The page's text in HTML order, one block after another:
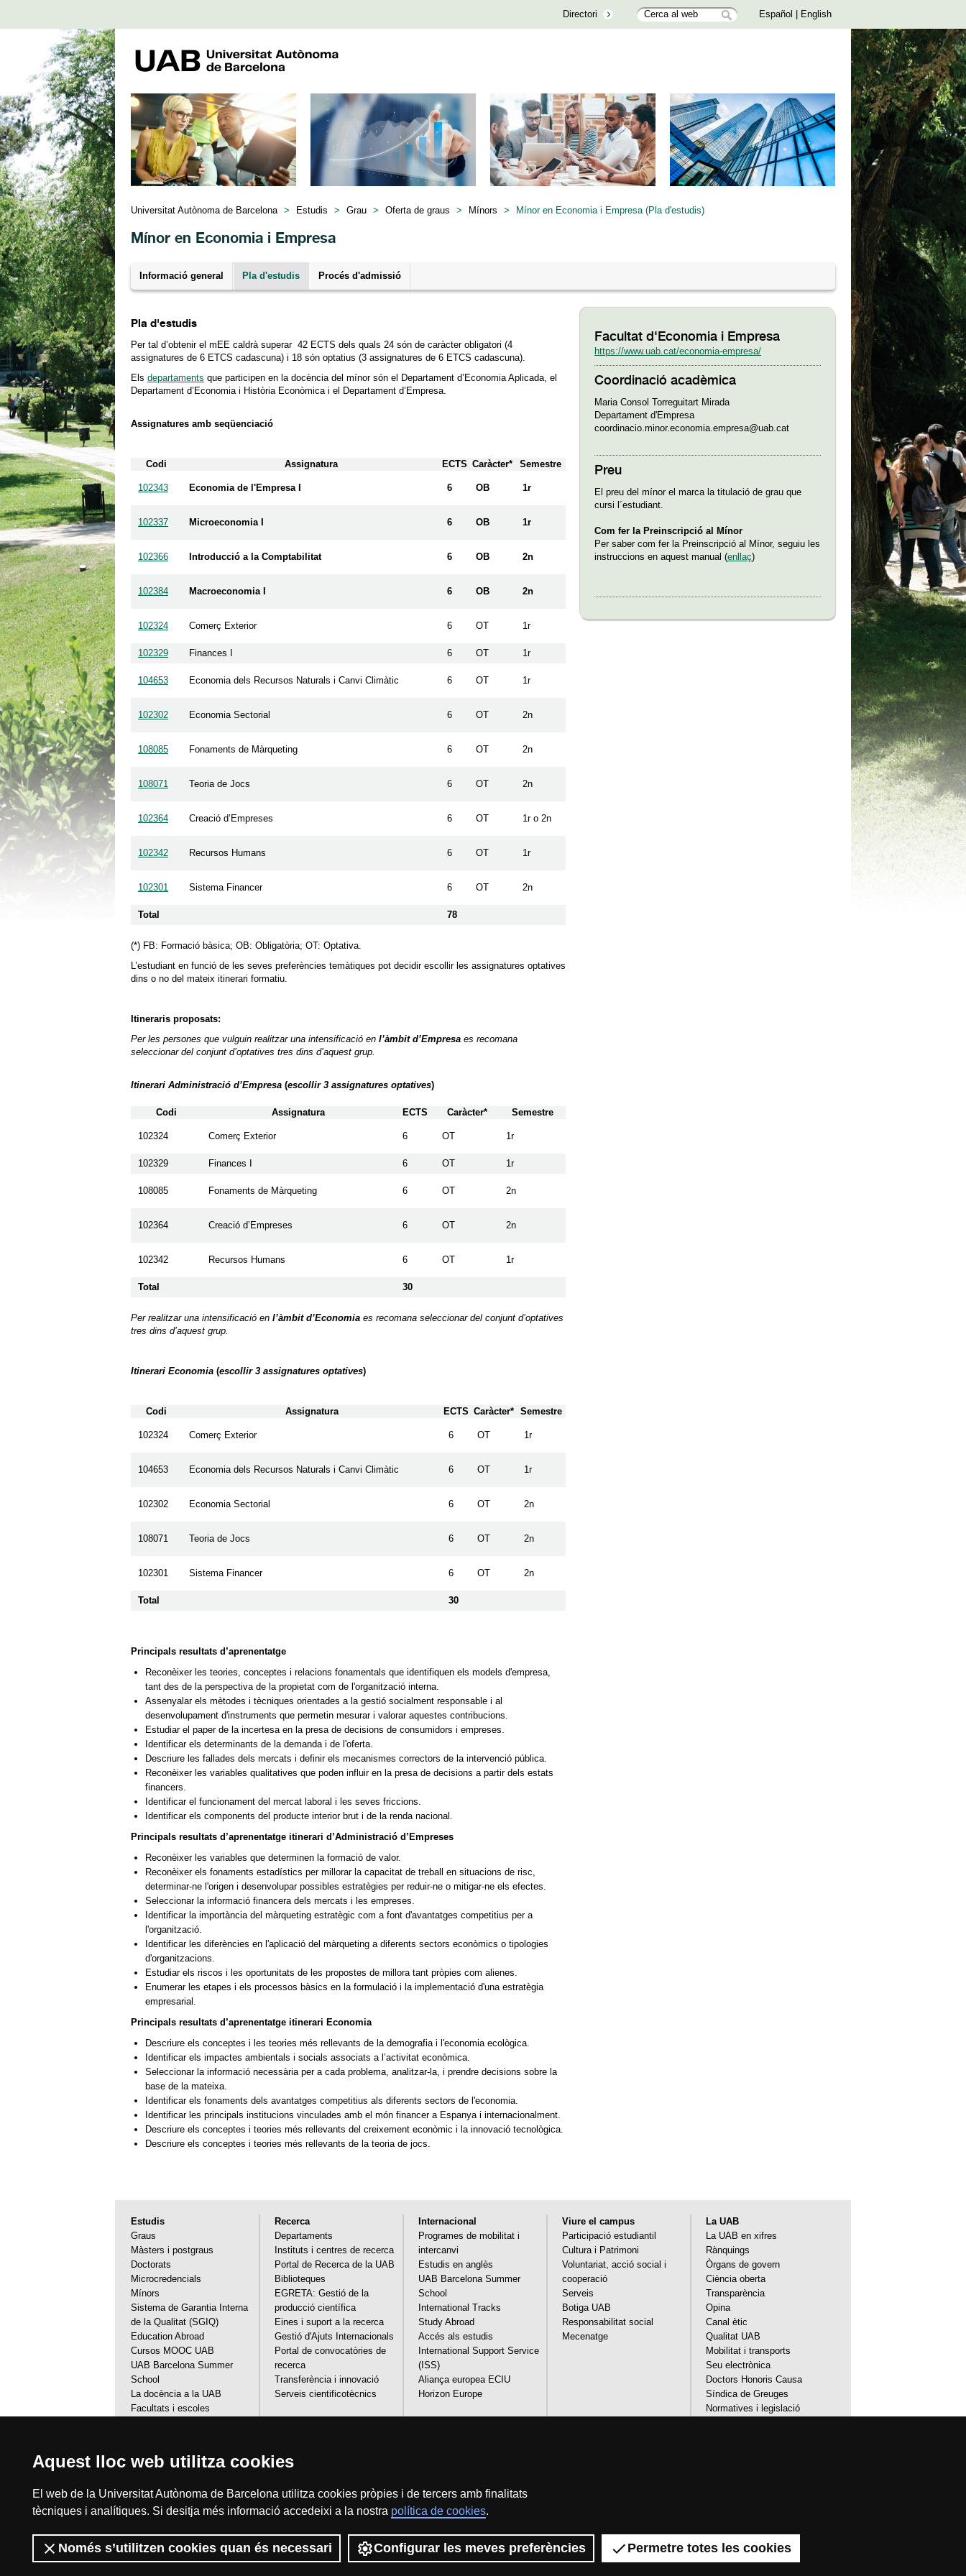
Aquest lloc web utilitza cookies
El web de la Universitat Autònoma de Barcelona utilitza cookies pròpies i de tercers amb finalitats
tècniques i analítiques. Si desitja més informació accedeixi a la nostra política de cookies.
Només s’utilitzen cookies quan és necessari Configurar les meves preferències Permetre totes les cookies
Español English
Directori
Universitat Autònoma de Barcelona > Estudis > Grau > Oferta de graus > Mínors > Mínor en Economia i Empresa (Pla d'estudis)
Mínor en Economia i Empresa
Informació general Pla d'estudis Procés d'admissió
Pla d'estudis
Per tal d’obtenir el mEE caldrà superar 42 ECTS dels quals 24 són de caràcter obligatori (4
assignatures de 6 ETCS cadascuna) i 18 són optatius (3 assignatures de 6 ETCS cadascuna).
Els departaments que participen en la docència del mínor són el Departament d’Economia Aplicada, el
Departament d’Economia i Història Econòmica i el Departament d’Empresa.
Assignatures amb seqüenciació
Codi Assignatura ECTS Caràcter* Semestre
102343 Economia de l'Empresa I 6 OB 1r
102337 Microeconomia I 6 OB 1r
102366 Introducció a la Comptabilitat 6 OB 2n
102384 Macroeconomia I 6 OB 2n
102324 Comerç Exterior 6 OT 1r
102329 Finances I 6 OT 1r
104653 Economia dels Recursos Naturals i Canvi Climàtic 6 OT 1r
102302 Economia Sectorial 6 OT 2n
108085 Fonaments de Màrqueting 6 OT 2n
108071 Teoria de Jocs 6 OT 2n
102364 Creació d’Empreses 6 OT 1r o 2n
102342 Recursos Humans 6 OT 1r
102301 Sistema Financer 6 OT 2n
Total 78
(*) FB: Formació bàsica; OB: Obligatòria; OT: Optativa.
L’estudiant en funció de les seves preferències temàtiques pot decidir escollir les assignatures optatives
dins o no del mateix itinerari formatiu.
Itineraris proposats:
Per les persones que vulguin realitzar una intensificació en l’àmbit d’Empresa es recomana
seleccionar del conjunt d’optatives tres dins d’aquest grup.
Itinerari Administració d’Empresa (escollir 3 assignatures optatives)
Codi Assignatura ECTS Caràcter* Semestre
102324 Comerç Exterior 6 OT 1r
102329 Finances I 6 OT 1r
108085 Fonaments de Màrqueting 6 OT 2n
102364 Creació d’Empreses 6 OT 2n
102342 Recursos Humans 6 OT 1r
Total 30
Per realitzar una intensificació en l’àmbit d’Economia es recomana seleccionar del conjunt d’optatives
tres dins d’aquest grup.
Itinerari Economia (escollir 3 assignatures optatives)
Codi Assignatura ECTS Caràcter* Semestre
102324 Comerç Exterior 6 OT 1r
104653 Economia dels Recursos Naturals i Canvi Climàtic 6 OT 1r
102302 Economia Sectorial 6 OT 2n
108071 Teoria de Jocs 6 OT 2n
102301 Sistema Financer 6 OT 2n
Total 30
Principals resultats d’aprenentatge
Reconèixer les teories, conceptes i relacions fonamentals que identifiquen els models d'empresa,
tant des de la perspectiva de la propietat com de l'organització interna.
Assenyalar els mètodes i tècniques orientades a la gestió socialment responsable i al
desenvolupament d'instruments que permetin mesurar i valorar aquestes contribucions.
Estudiar el paper de la incertesa en la presa de decisions de consumidors i empreses.
Identificar els determinants de la demanda i de l'oferta.
Descriure les fallades dels mercats i definir els mecanismes correctors de la intervenció pública.
Reconèixer les variables qualitatives que poden influir en la presa de decisions a partir dels estats
financers.
Identificar el funcionament del mercat laboral i les seves friccions.
Identificar els components del producte interior brut i de la renda nacional.
Principals resultats d’aprenentatge itinerari d’Administració d’Empreses
Reconèixer les variables que determinen la formació de valor.
Reconèixer els fonaments estadístics per millorar la capacitat de treball en situacions de risc,
determinar-ne l'origen i desenvolupar possibles estratègies per reduir-ne o mitigar-ne els efectes.
Seleccionar la informació financera dels mercats i les empreses.
Identificar la importància del màrqueting estratègic com a font d'avantatges competitius per a
l'organització.
Identificar les diferències en l'aplicació del màrqueting a diferents sectors econòmics o tipologies
d'organitzacions.
Estudiar els riscos i les oportunitats de les propostes de millora tant pròpies com alienes.
Enumerar les etapes i els processos bàsics en la formulació i la implementació d'una estratègia
empresarial.
Principals resultats d’aprenentatge itinerari Economia
Descriure els conceptes i les teories més rellevants de la demografia i l'economia ecològica.
Identificar els impactes ambientals i socials associats a l’activitat econòmica.
Seleccionar la informació necessària per a cada problema, analitzar-la, i prendre decisions sobre la
base de la mateixa.
Identificar els fonaments dels avantatges competitius als diferents sectors de l'economia.
Identificar les principals institucions vinculades amb el món financer a Espanya i internacionalment.
Descriure els conceptes i teories més rellevants del creixement econòmic i la innovació tecnològica.
Descriure els conceptes i teories més rellevants de la teoria de jocs.
Facultat d'Economia i Empresa
https://www.uab.cat/economia-empresa/
Coordinació acadèmica
Maria Consol Torreguitart Mirada
Departament d'Empresa
coordinacio.minor.economia.empresa@uab.cat
Preu
El preu del mínor el marca la titulació de grau que
cursi l´estudiant.
Com fer la Preinscripció al Mínor
Per saber com fer la Preinscripció al Mínor, seguiu les
instruccions en aquest manual (enllaç)
Estudis
Graus
Màsters i postgraus
Doctorats
Microcredencials
Mínors
Sistema de Garantia Interna
de la Qualitat (SGIQ)
Education Abroad
Cursos MOOC UAB
UAB Barcelona Summer
School
La docència a la UAB
Facultats i escoles
Recerca
Departaments
Instituts i centres de recerca
Portal de Recerca de la UAB
Biblioteques
EGRETA: Gestió de la
producció científica
Eines i suport a la recerca
Gestió d'Ajuts Internacionals
Portal de convocatòries de
recerca
Transferència i innovació
Serveis cientificotècnics
Internacional
Programes de mobilitat i
intercanvi
Estudis en anglès
UAB Barcelona Summer
School
International Tracks
Study Abroad
Accés als estudis
International Support Service
(ISS)
Aliança europea ECIU
Horizon Europe
Viure el campus
Participació estudiantil
Cultura i Patrimoni
Voluntariat, acció social i
cooperació
Serveis
Botiga UAB
Responsabilitat social
Mecenatge
La UAB
La UAB en xifres
Rànquings
Òrgans de govern
Ciència oberta
Transparència
Opina
Canal ètic
Qualitat UAB
Mobilitat i transports
Seu electrònica
Doctors Honoris Causa
Síndica de Greuges
Normatives i legislació
Som una universitat capdavantera que imparteix una docència de qualitat i excel·lència, diversificada, multidisciplinària i
reconeguda internacionalment per la qualitat i el caràcter innovador de la seva recerca.
2026 Universitat Autònoma de Barcelona